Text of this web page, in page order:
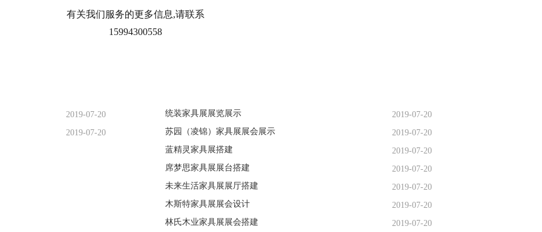
有关我们服务的更多信息,请联系
15994300558
统装家具展展览展示
2019-07-20
苏园（凌锦）家具展展会展示
2019-07-20
蓝精灵家具展搭建
2019-07-20
席梦思家具展展台搭建
2019-07-20
未来生活家具展展厅搭建
2019-07-20
木斯特家具展展会设计
2019-07-20
林氏木业家具展展会搭建
2019-07-20
2019-07-20
2019-07-20